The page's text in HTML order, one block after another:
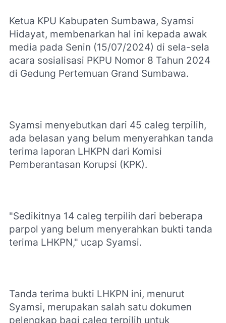
Ketua KPU Kabupaten Sumbawa, Syamsi
Hidayat, membenarkan hal ini kepada awak
media pada Senin (15/07/2024) di sela-sela
acara sosialisasi PKPU Nomor 8 Tahun 2024
di Gedung Pertemuan Grand Sumbawa.
Syamsi menyebutkan dari 45 caleg terpilih,
ada belasan yang belum menyerahkan tanda
terima laporan LHKPN dari Komisi
Pemberantasan Korupsi (KPK).
"Sedikitnya 14 caleg terpilih dari beberapa
parpol yang belum menyerahkan bukti tanda
terima LHKPN," ucap Syamsi.
Tanda terima bukti LHKPN ini, menurut
Syamsi, merupakan salah satu dokumen
pelengkap bagi caleg terpilih untuk